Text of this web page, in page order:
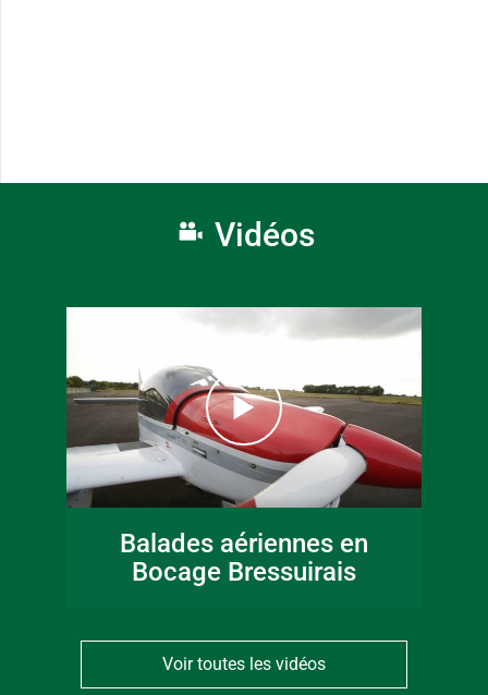
Vidéos
Balades aériennes en
Bocage Bressuirais
Voir toutes les vidéos